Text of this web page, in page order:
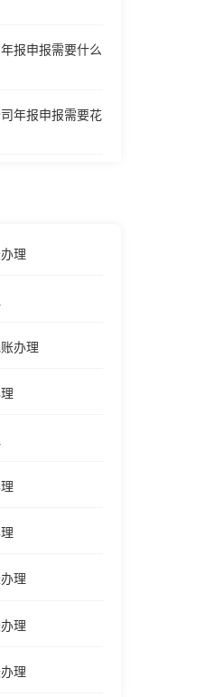
报申报需要什么
年报申报需要花
理
办理
理
理
理